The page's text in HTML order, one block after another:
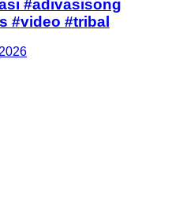
#adivasisong
#video #tribal